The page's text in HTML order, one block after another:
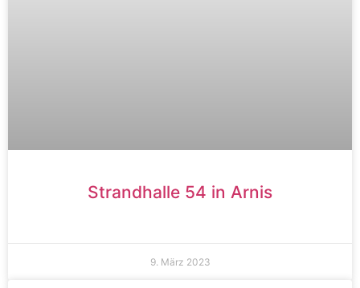
Strandhalle 54 in Arnis
9. März 2023